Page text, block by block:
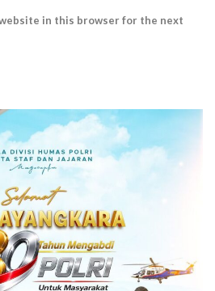
website in this browser for the next